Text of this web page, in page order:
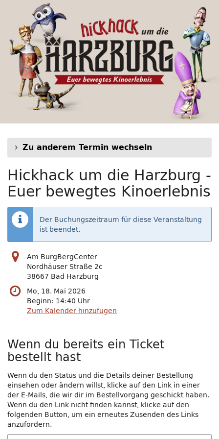
Inhalt
springen
Hickhack
um
die
Harzburg
Euer
bewegtes
Kinoerlebnis
Zu anderem Termin wechseln
Hickhack um die Harzburg -
Euer bewegtes Kinoerlebnis
Der Buchungszeitraum für diese Veranstaltung
ist beendet.
Am BurgBergCenter
Nordhäuser Straße 2c
38667 Bad Harzburg
Mo, 18. Mai 2026
Beginn: 14:40 Uhr
Zum Kalender hinzufügen
Wenn du bereits ein Ticket
bestellt hast
Wenn du den Status und die Details deiner Bestellung
einsehen oder ändern willst, klicke auf den Link in einer
der E-Mails, die wir dir im Bestellvorgang geschickt haben.
Wenn du den Link nicht finden kannst, klicke auf den
folgenden Button, um ein erneutes Zusenden des Links
anzufordern.